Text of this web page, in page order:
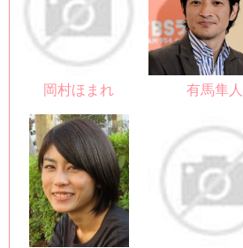
岡村ほまれ 有馬隼人